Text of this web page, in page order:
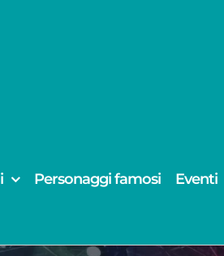
Personaggi famosi Eventi